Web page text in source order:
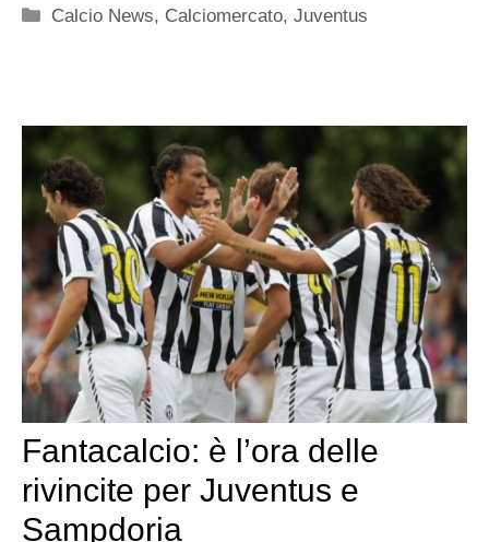
Categorie
Calcio News, Calciomercato,Juventus
Fantacalcio: è l’ora delle
rivincite per Juventus e
Sampdoria